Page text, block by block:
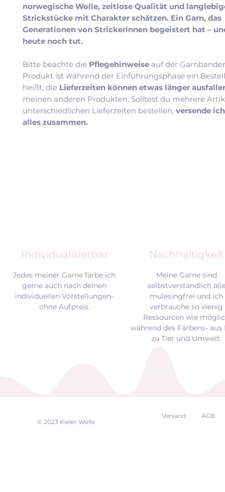
norwegische Wolle, zeitlose Qualität und
Strickstücke mit Charakter schätzen. Ein Garn, das
Generationen von Strickerinnen begeistert hat –
heute noch tut.
Bitte beachte die Pflegehinweise auf der
Produkt ist während der Einführungsphase ein
heißt, die Lieferzeiten können etwas länger
meinen anderen Produkten. Solltest du mehrere
unterschiedlichen Lieferzeiten bestellen, versende
alles zusammen.
Individualisierbar Nachhaltigkeit
Jedes meiner Garne färbe ich
gerne auch nach deinen
individuellen Vorstellungen-
ohne Aufpreis.
Meine Garne sind
selbstverständlich alle
mulesingfrei und ich
verbrauche so wenig
Ressourcen wie
während des Färbens- aus
zu Tier und Umwelt.
© 2023 Kieler Wolle
Versand AGB